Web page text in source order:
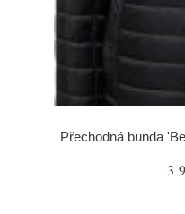
Přechodná bunda
3